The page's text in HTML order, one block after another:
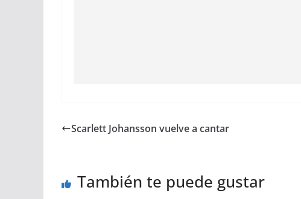
Scarlett Johansson vuelve a cantar
También te puede gustar